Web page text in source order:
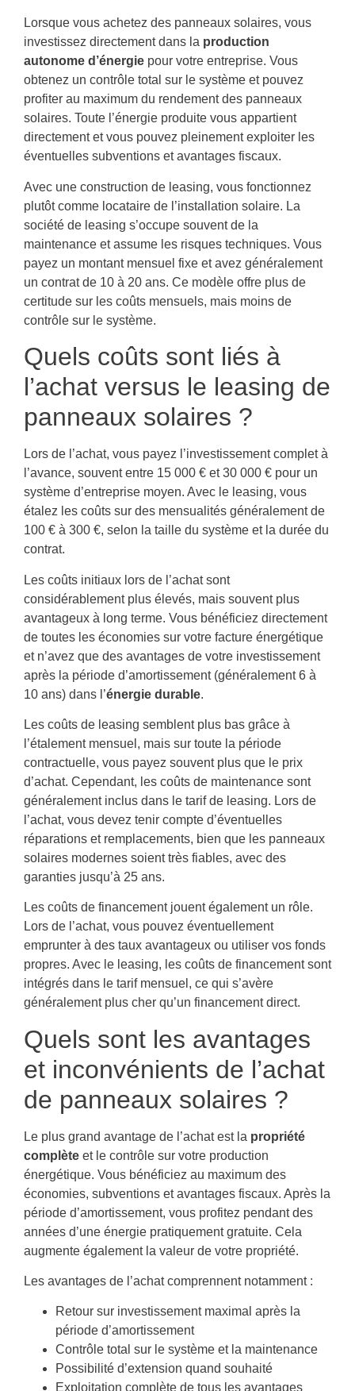
Lorsque vous achetez des panneaux solaires, vous
investissez directement dans la production
autonome d’énergie pour votre entreprise. Vous
obtenez un contrôle total sur le système et pouvez
profiter au maximum du rendement des panneaux
solaires. Toute l’énergie produite vous appartient
directement et vous pouvez pleinement exploiter les
éventuelles subventions et avantages fiscaux.
Avec une construction de leasing, vous fonctionnez
plutôt comme locataire de l’installation solaire. La
société de leasing s’occupe souvent de la
maintenance et assume les risques techniques. Vous
payez un montant mensuel fixe et avez généralement
un contrat de 10 à 20 ans. Ce modèle offre plus de
certitude sur les coûts mensuels, mais moins de
contrôle sur le système.
Quels coûts sont liés à
l’achat versus le leasing de
panneaux solaires ?
Lors de l’achat, vous payez l’investissement complet à
l’avance, souvent entre 15 000 € et 30 000 € pour un
système d’entreprise moyen. Avec le leasing, vous
étalez les coûts sur des mensualités généralement de
100 € à 300 €, selon la taille du système et la durée du
contrat.
Les coûts initiaux lors de l’achat sont
considérablement plus élevés, mais souvent plus
avantageux à long terme. Vous bénéficiez directement
de toutes les économies sur votre facture énergétique
et n’avez que des avantages de votre investissement
après la période d’amortissement (généralement 6 à
10 ans) dans l’énergie durable.
Les coûts de leasing semblent plus bas grâce à
l’étalement mensuel, mais sur toute la période
contractuelle, vous payez souvent plus que le prix
d’achat. Cependant, les coûts de maintenance sont
généralement inclus dans le tarif de leasing. Lors de
l’achat, vous devez tenir compte d’éventuelles
réparations et remplacements, bien que les panneaux
solaires modernes soient très fiables, avec des
garanties jusqu’à 25 ans.
Les coûts de financement jouent également un rôle.
Lors de l’achat, vous pouvez éventuellement
emprunter à des taux avantageux ou utiliser vos fonds
propres. Avec le leasing, les coûts de financement sont
intégrés dans le tarif mensuel, ce qui s’avère
généralement plus cher qu’un financement direct.
Quels sont les avantages
et inconvénients de l’achat
de panneaux solaires ?
Le plus grand avantage de l’achat est la propriété
complète et le contrôle sur votre production
énergétique. Vous bénéficiez au maximum des
économies, subventions et avantages fiscaux. Après la
période d’amortissement, vous profitez pendant des
années d’une énergie pratiquement gratuite. Cela
augmente également la valeur de votre propriété.
Les avantages de l’achat comprennent notamment :
Retour sur investissement maximal après la
période d’amortissement
Contrôle total sur le système et la maintenance
Possibilité d’extension quand souhaité
Exploitation complète de tous les avantages